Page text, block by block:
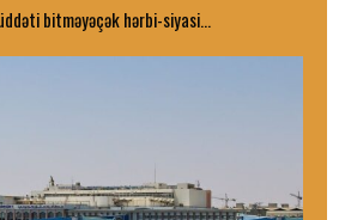
bitməyəçək hərbi-siyasi…